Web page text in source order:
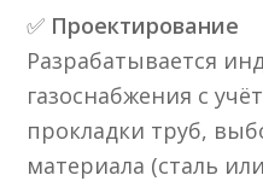
✅ Проектирование
Разрабатывается
газоснабжения с
прокладки труб,
материала (сталь